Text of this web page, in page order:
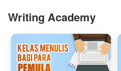
Writing Academy